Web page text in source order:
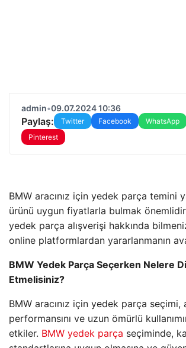
admin•09.07.2024 10:36
Paylaş: Twitter Facebook WhatsApp
Pinterest
BMW aracınız için yedek parça temini
ürünü uygun fiyatlarla bulmak
yedek parça alışverişi hakkında
online platformlardan yararlanmanın
BMW Yedek Parça Seçerken Nelere
Etmelisiniz?
BMW aracınız için yedek parça seçimi,
performansını ve uzun ömürlü
etkiler. BMW yedek parça seçiminde,